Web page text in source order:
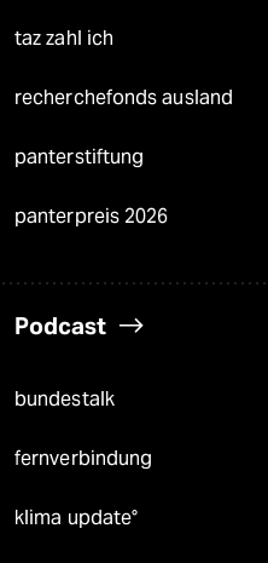
taz zahl ich
recherchefonds ausland
panterstiftung
panterpreis 2026
Podcast
bundestalk
fernverbindung
klima update°